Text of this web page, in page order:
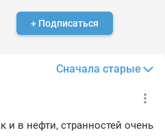
+ Подписаться
Сначала старые
и в нефти, странностей очень